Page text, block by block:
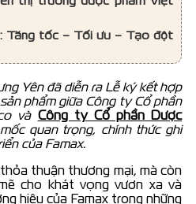
Tăng tốc – Tối ưu – Tạo đột
Yên đã diễn ra Lễ ký kết hợp
phẩm giữa Công ty Cổ phần
và Công ty Cổ phần Dược
quan trọng, chính thức ghi
của Famax.
thuận thương mại, mà còn
cho khát vọng vươn xa và
hiệu của Famax trong những